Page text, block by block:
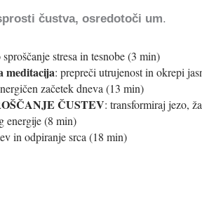
čustva, osredotoči um.
stresa in tesnobe (3 min)
meditacija: prepreči utrujenost in okrepi
začetek dneva (13 min)
ČUSTEV: transformiraj jezo,
(8 min)
in odpiranje srca (18 min)